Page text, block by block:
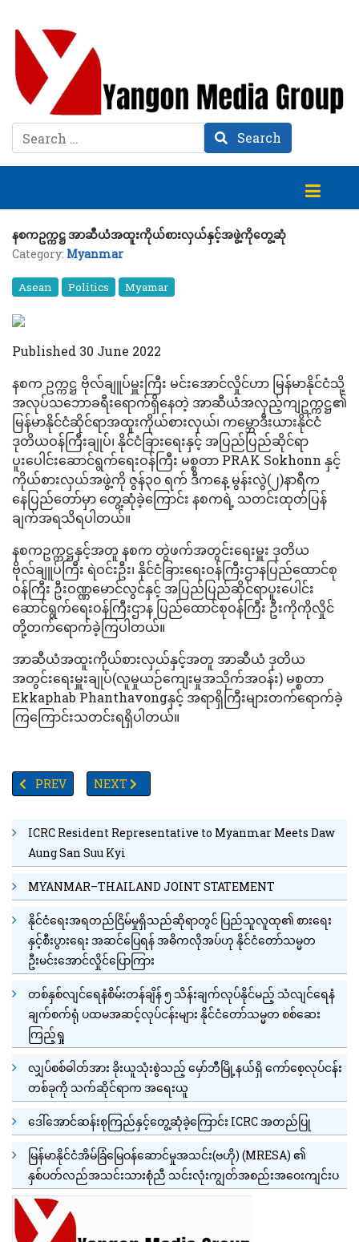
Search Search
နစကဥက္ကဋ္ဌ အာဆီယံအထူးကိုယ်စားလှယ်နှင့်အဖွဲ့ကိုတွေ့ဆုံ
Category: Myanmar
Asean Politics Myamar
Published 30 June 2022
နစက ဥက္ကဋ္ဌ ဗိုလ်ချူပ်မှူးကြီး မင်းအောင်လှိုင်ဟာ မြန်မာနိုင်ငံသို့
အလုပ်သဘောခရီးရောက်ရှိနေတဲ့ အာဆီယံအလှည့်ကျဥက္ကဋ္ဌ၏
မြန်မာနိုင်ငံဆိုင်ရာအထူးကိုယ်စားလှယ်၊ ကမ္ဘောဒီးယားနိုင်ငံ
ဒုတိယဝန်ကြီးချုပ်၊ နိုင်ငံခြားရေးနှင့် အပြည်ပြည်ဆိုင်ရာ
ပူးပေါင်းဆောင်ရွက်ရေးဝန်ကြီး မစ္စတာ PRAK Sokhonn နှင့်
ကိုယ်စားလှယ်အဖွဲ့ကို ဇွန်၃၀ ရက် ဒီကနေ့ မွန်းလွဲ(၂)နာရီက
နေပြည်တော်မှာ တွေ့ဆုံခဲ့ကြောင်း နစကရဲ့ သတင်းထုတ်ပြန်
ချက်အရသိရပါတယ်။
နစကဥက္ကဋ္ဌနှင့်အတူ နစက တွဲဖက်အတွင်းရေးမှူး ဒုတိယ
ဗိုလ်ချူပ်ကြီး ရဲဝင်းဦး၊ နိုင်ငံခြားရေးဝန်ကြီးဌာနပြည်ထောင်စု
ဝန်ကြီး ဦးဝဏ္ဏမောင်လွင်နှင့် အပြည်ပြည်ဆိုင်ရာပူးပေါင်း
ဆောင်ရွက်ရေးဝန်ကြီးဌာန ပြည်ထောင်စုဝန်ကြီး ဦးကိုကိုလှိုင်
တို့တက်ရောက်ခဲ့ကြပါတယ်။
အာဆီယံအထူးကိုယ်စားလှယ်နှင့်အတူ အာဆီယံ ဒုတိယ
အတွင်းရေးမှူးချုပ်(လူမှုယဉ်ကျေးမှုအသိုက်အဝန်း) မစ္စတာ
Ekkaphab Phanthavongနှင့် အရာရှိကြီးများတက်ရောက်ခဲ့
ကြကြောင်းသတင်းရရှိပါတယ်။
PREVIOUS ARTICLE: အများနှင့်ဆိုင်သောနေရာအချို့မှလွဲ၍ နှာခေါင်
PREV NEXT ARTICLE: မြန်မာနိုင်ငံဆိုင်ရာ တရုတ်သံရုံးမှမေ
NEXT
ICRC Resident Representative to Myanmar Meets Daw
Aung San Suu Kyi
MYANMAR–THAILAND JOINT STATEMENT
နိုင်ငံရေးအရတည်ငြိမ်မှုရှိသည်ဆိုရာတွင် ပြည်သူလူထု၏ စားရေး
နှင့်စီးပွားရေး အဆင်ပြေရန် အဓိကလိုအပ်ဟု နိုင်ငံတော်သမ္မတ
ဦးမင်းအောင်လှိုင်ပြောကြား
တစ်နှစ်လျင်ရေနံစိမ်းတန်ချိန် ၅ သိန်းချက်လုပ်နိုင်မည့် သံလျင်ရေနံ
ချက်စက်ရုံ ပထမအဆင့်လုပ်ငန်းများ နိုင်ငံတော်သမ္မတ စစ်ဆေး
ကြည့်ရှု
လျှပ်စစ်ဓါတ်အား ခိုးယူသုံးစွဲသည့် မှော်ဘီမြို့နယ်ရှိ ကော်စေ့လုပ်ငန်း
တစ်ခုကို သက်ဆိုင်ရာက အရေးယူ
ဒေါ်အောင်ဆန်းစုကြည်နှင့်တွေ့ဆုံခဲ့ကြောင်း ICRC အတည်ပြု
မြန်မာနိုင်ငံအိမ်ခြံမြေဝန်ဆောင်မှုအသင်း(ဗဟို) (MRESA) ၏
နှစ်ပတ်လည်အသင်းသားစုံညီ သင်းလုံးကျွတ်အစည်းအဝေးကျင်းပ